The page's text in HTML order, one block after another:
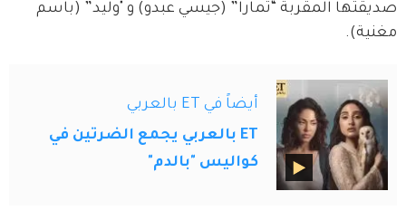
صديقتها المقربة “تمارا” (جيسي عبدو) و "وليد” (باسم
مغنية).
أيضاً في ET بالعربي
ET بالعربي يجمع الضرتين في
كواليس "بالدم"